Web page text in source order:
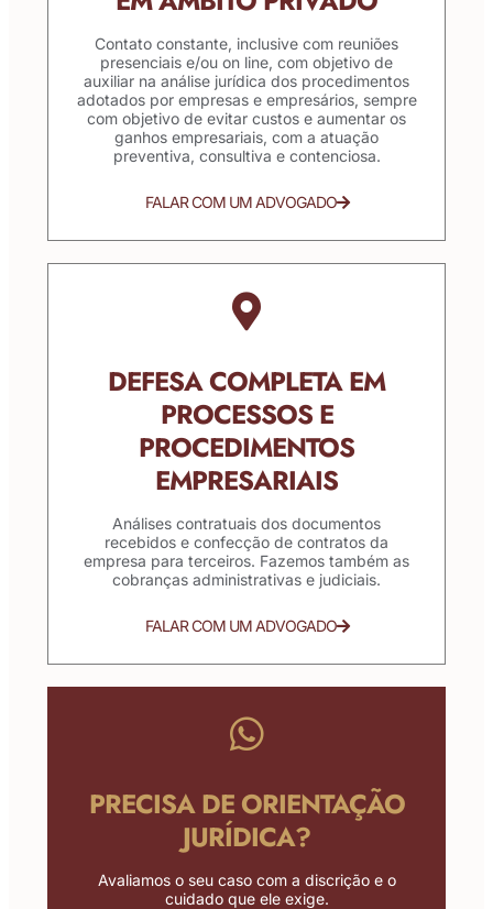
Contato constante, inclusive com reuniões
presenciais e/ou on line, com objetivo de
auxiliar na análise jurídica dos procedimentos
adotados por empresas e empresários, sempre
com objetivo de evitar custos e aumentar os
ganhos empresariais, com a atuação
preventiva, consultiva e contenciosa.
FALAR COM UM ADVOGADO
DEFESA COMPLETA EM
PROCESSOS E
PROCEDIMENTOS
EMPRESARIAIS
Análises contratuais dos documentos
recebidos e confecção de contratos da
empresa para terceiros. Fazemos também as
cobranças administrativas e judiciais.
FALAR COM UM ADVOGADO
PRECISA DE ORIENTAÇÃO
JURÍDICA?
Avaliamos o seu caso com a discrição e o
cuidado que ele exige.